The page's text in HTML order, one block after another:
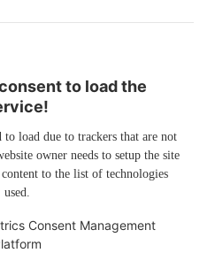
to load the
load due to trackers that are not
owner needs to setup the site
to the list of technologies
used.
Consent Management